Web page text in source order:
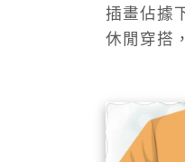
插畫佔據
休閒穿搭